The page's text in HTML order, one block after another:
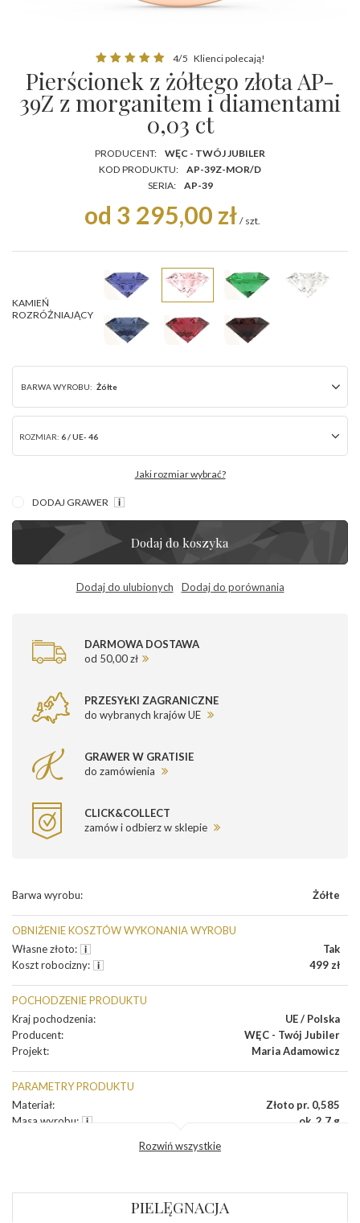
4/5 Klienci polecają!
Pierścionek z żółtego złota AP-
39Z z morganitem i diamentami
0,03 ct
PRODUCENT:
WĘC - TWÓJ JUBILER
KOD PRODUKTU:
AP-39Z-MOR/D
SERIA:
AP-39
od 3 295,00 zł / szt.
KAMIEŃ
ROZRÓŻNIAJĄCY
BARWA WYROBU: Żółte
ROZMIAR: 6 / UE- 46
Jaki rozmiar wybrać?
DODAJ GRAWER
Dodaj do koszyka
Dodaj do ulubionych Dodaj do porównania
DARMOWA DOSTAWA
od 50,00 zł
PRZESYŁKI ZAGRANICZNE
do wybranych krajów UE
GRAWER W GRATISIE
do zamówienia
CLICK&COLLECT
zamów i odbierz w sklepie
Barwa wyrobu: Żółte
OBNIŻENIE KOSZTÓW WYKONANIA WYROBU
Własne złoto:
Tak
Koszt robocizny: 499 zł
POCHODZENIE PRODUKTU
Kraj pochodzenia:
UE / Polska
Producent:
WĘC - Twój Jubiler
Projekt: Maria Adamowicz
PARAMETRY PRODUKTU
Materiał:
Złoto pr. 0,585
Masa wyrobu:
ok. 2.7 g
Rozwiń wszystkie
PIELĘGNACJA